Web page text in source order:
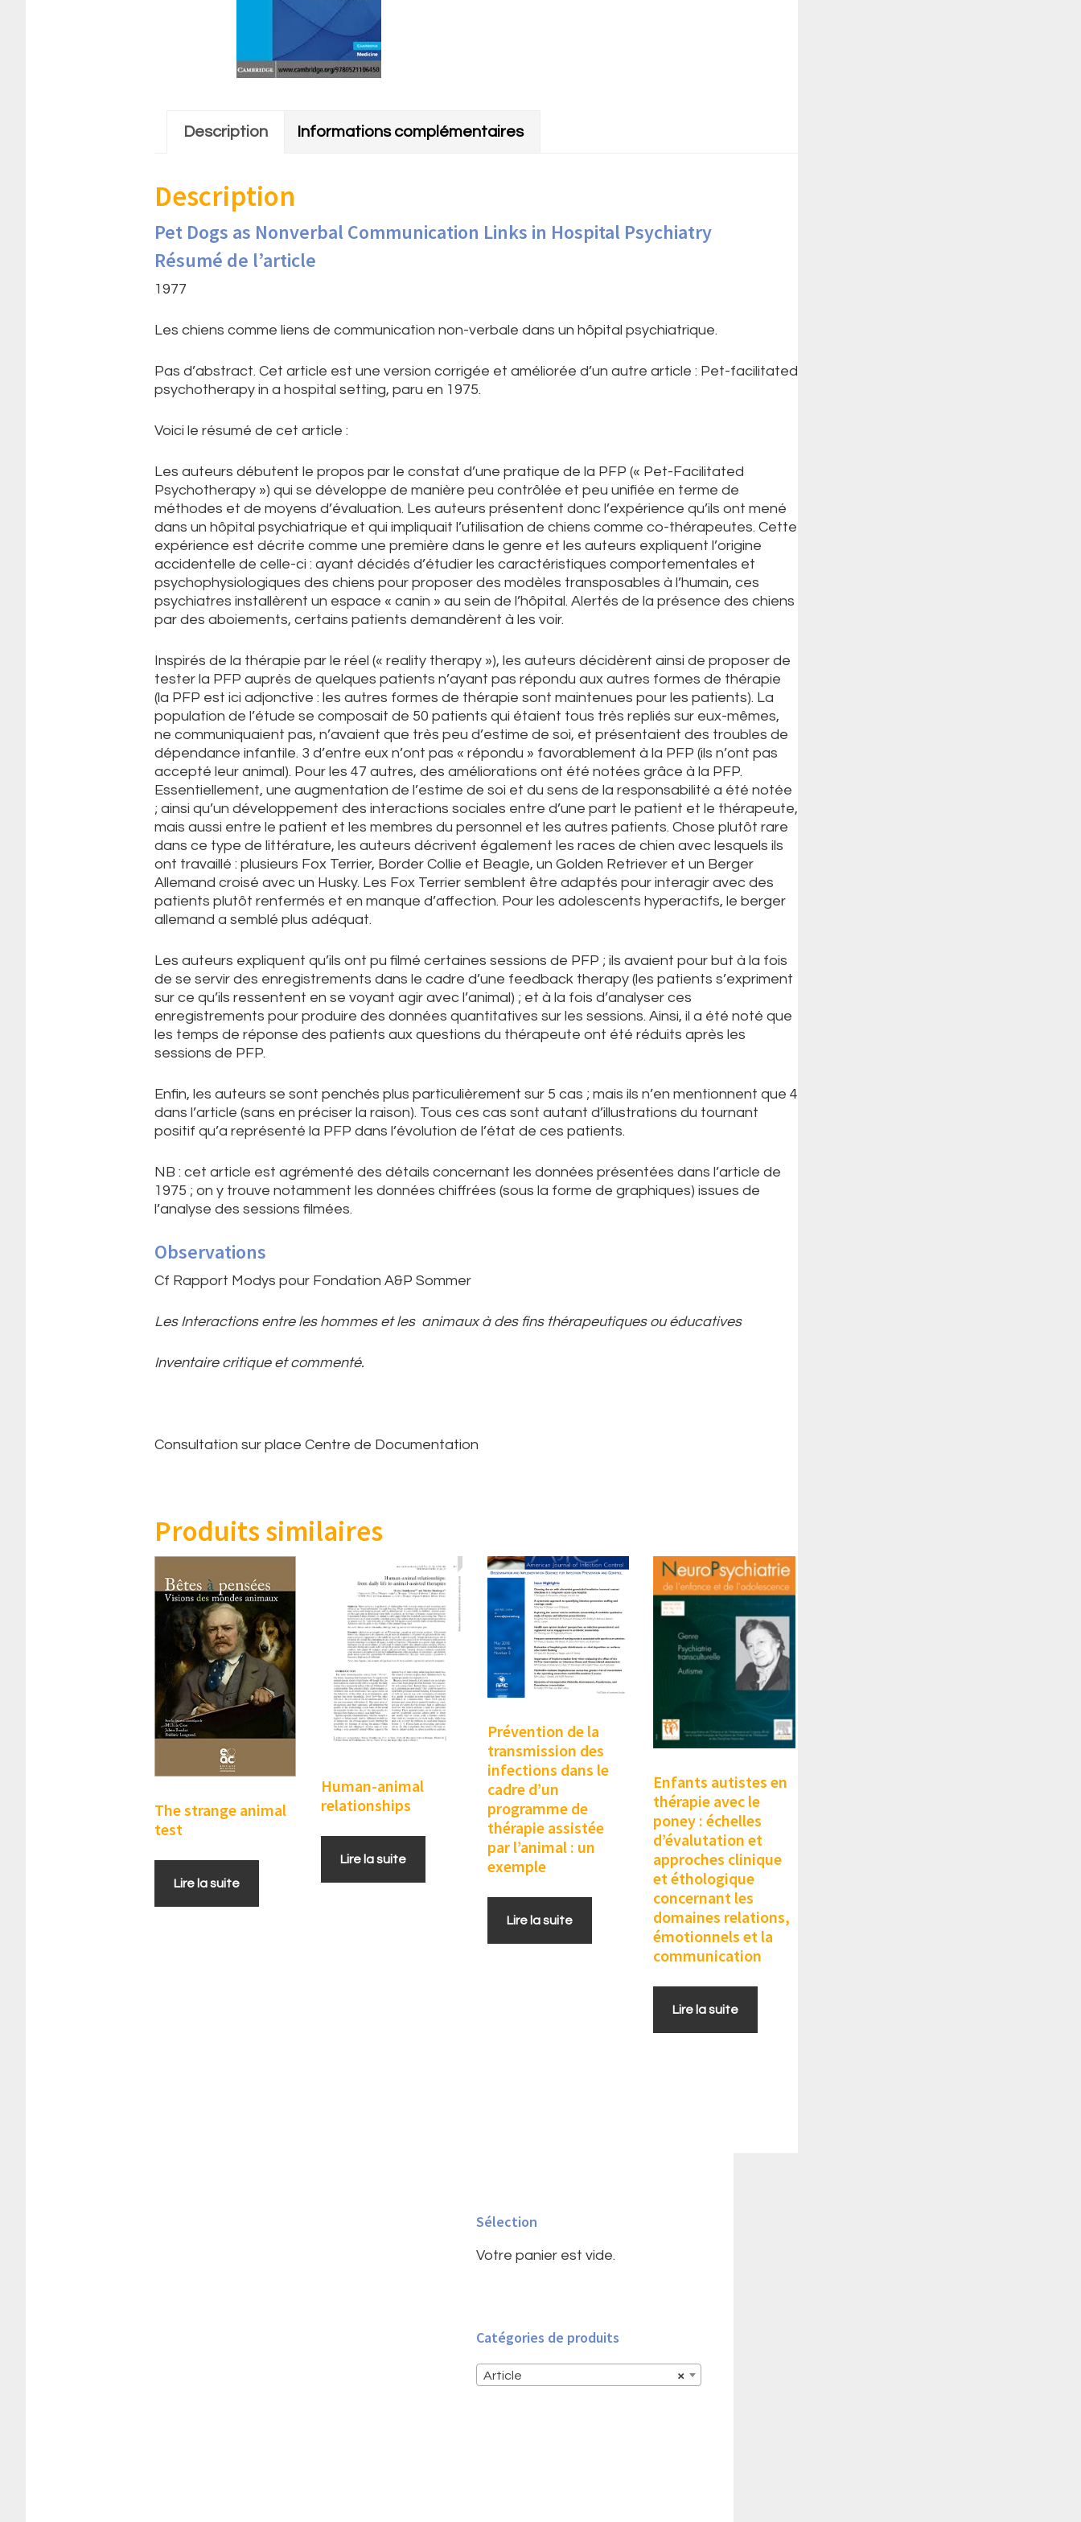
Description Informations complémentaires
Description
Pet Dogs as Nonverbal Communication Links in Hospital Psychiatry
Résumé de l’article
1977
Les chiens comme liens de communication non-verbale dans un hôpital psychiatrique.
Pas d’abstract. Cet article est une version corrigée et améliorée d’un autre article : Pet-facilitated
psychotherapy in a hospital setting, paru en 1975.
Voici le résumé de cet article :
Les auteurs débutent le propos par le constat d’une pratique de la PFP (« Pet-Facilitated
Psychotherapy ») qui se développe de manière peu contrôlée et peu unifiée en terme de
méthodes et de moyens d’évaluation. Les auteurs présentent donc l’expérience qu’ils ont mené
dans un hôpital psychiatrique et qui impliquait l’utilisation de chiens comme co-thérapeutes. Cette
expérience est décrite comme une première dans le genre et les auteurs expliquent l’origine
accidentelle de celle-ci : ayant décidés d’étudier les caractéristiques comportementales et
psychophysiologiques des chiens pour proposer des modèles transposables à l’humain, ces
psychiatres installèrent un espace « canin » au sein de l’hôpital. Alertés de la présence des chiens
par des aboiements, certains patients demandèrent à les voir.
Inspirés de la thérapie par le réel (« reality therapy »), les auteurs décidèrent ainsi de proposer de
tester la PFP auprès de quelques patients n’ayant pas répondu aux autres formes de thérapie
(la PFP est ici adjonctive : les autres formes de thérapie sont maintenues pour les patients). La
population de l’étude se composait de 50 patients qui étaient tous très repliés sur eux-mêmes,
ne communiquaient pas, n’avaient que très peu d’estime de soi, et présentaient des troubles de
dépendance infantile. 3 d’entre eux n’ont pas « répondu » favorablement à la PFP (ils n’ont pas
accepté leur animal). Pour les 47 autres, des améliorations ont été notées grâce à la PFP.
Essentiellement, une augmentation de l’estime de soi et du sens de la responsabilité a été notée
; ainsi qu’un développement des interactions sociales entre d’une part le patient et le thérapeute,
mais aussi entre le patient et les membres du personnel et les autres patients. Chose plutôt rare
dans ce type de littérature, les auteurs décrivent également les races de chien avec lesquels ils
ont travaillé : plusieurs Fox Terrier, Border Collie et Beagle, un Golden Retriever et un Berger
Allemand croisé avec un Husky. Les Fox Terrier semblent être adaptés pour interagir avec des
patients plutôt renfermés et en manque d’affection. Pour les adolescents hyperactifs, le berger
allemand a semblé plus adéquat.
Les auteurs expliquent qu’ils ont pu filmé certaines sessions de PFP ; ils avaient pour but à la fois
de se servir des enregistrements dans le cadre d’une feedback therapy (les patients s’expriment
sur ce qu’ils ressentent en se voyant agir avec l’animal) ; et à la fois d’analyser ces
enregistrements pour produire des données quantitatives sur les sessions. Ainsi, il a été noté que
les temps de réponse des patients aux questions du thérapeute ont été réduits après les
sessions de PFP.
Enfin, les auteurs se sont penchés plus particulièrement sur 5 cas ; mais ils n’en mentionnent que 4
dans l’article (sans en préciser la raison). Tous ces cas sont autant d’illustrations du tournant
positif qu’a représenté la PFP dans l’évolution de l’état de ces patients.
NB : cet article est agrémenté des détails concernant les données présentées dans l’article de
1975 ; on y trouve notamment les données chiffrées (sous la forme de graphiques) issues de
l’analyse des sessions filmées.
Observations
Cf Rapport Modys pour Fondation A&P Sommer
Les Interactions entre les hommes et les animaux à des fins thérapeutiques ou éducatives
Inventaire critique et commenté.
Consultation sur place Centre de Documentation
Produits similaires
The strange animal
test
Lire la suite
Human-animal
relationships
Lire la suite
Prévention de la
transmission des
infections dans le
cadre d’un
programme de
thérapie assistée
par l’animal : un
exemple
Lire la suite
Enfants autistes en
thérapie avec le
poney : échelles
d’évalutation et
approches clinique
et éthologique
concernant les
domaines relations,
émotionnels et la
communication
Lire la suite
principale
Sélection
Votre panier est vide.
Catégories de produits
×
Article